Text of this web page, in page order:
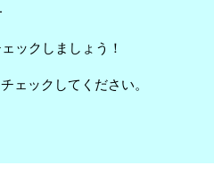
ックしましょう！
ェックしてください。